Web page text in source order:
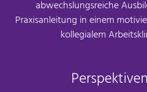
abwechslungsreiche
Praxisanleitung in einem
kollegialem
Perspektiven